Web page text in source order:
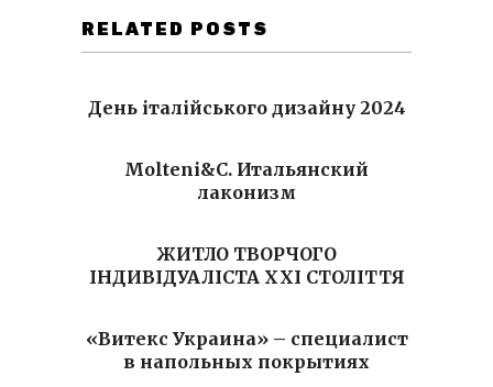
RELATED POSTS
День італійського дизайну 2024
Molteni&C. Итальянский
лаконизм
ЖИТЛО ТВОРЧОГО
ІНДИВІДУАЛІСТА ХХІ СТОЛІТТЯ
«Витекс Украина» – специалист
в напольных покрытиях